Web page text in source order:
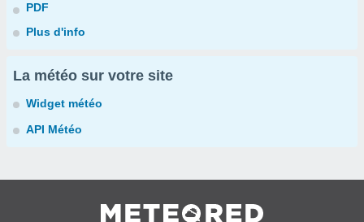
PDF
Plus d'info
La météo sur votre site
Widget météo
API Météo